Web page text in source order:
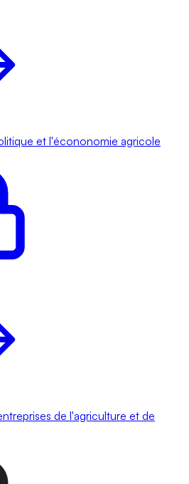
et l'écononomie agricole
de l'agriculture et de